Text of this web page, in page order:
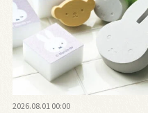
2026.08.01 00:00